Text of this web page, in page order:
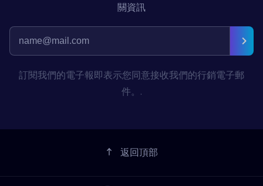
關資訊
訂閱我們的電子報即表示您同意接收我們的行銷電子郵
件。.
返回頂部